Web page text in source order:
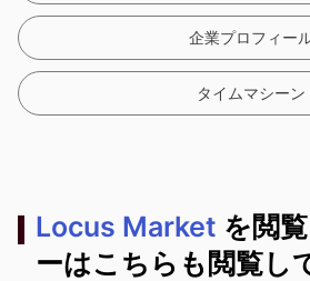
企業プロフィー
タイムマシーン
Locus Market を閲
ーはこちらも閲覧し